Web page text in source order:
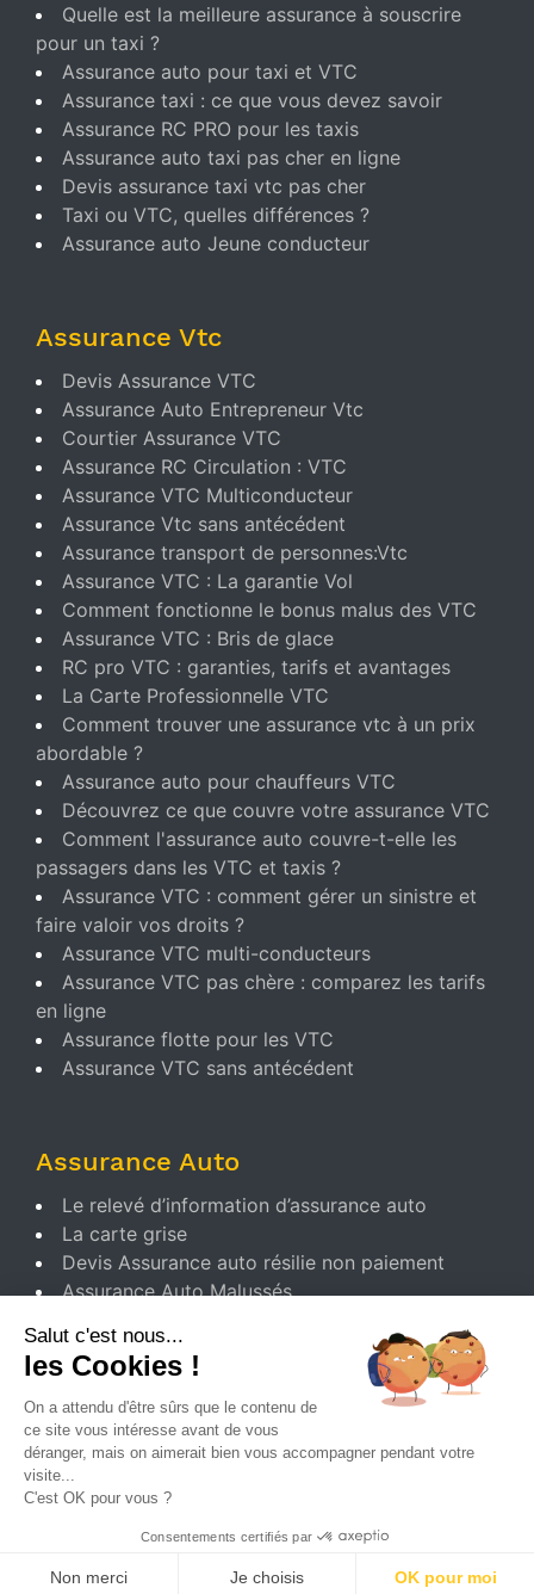
Quelle est la meilleure assurance à souscrire
pour un taxi ?
Assurance auto pour taxi et VTC
Assurance taxi : ce que vous devez savoir
Assurance RC PRO pour les taxis
Assurance auto taxi pas cher en ligne
Devis assurance taxi vtc pas cher
Taxi ou VTC, quelles différences ?
Assurance auto Jeune conducteur
Assurance Vtc
Devis Assurance VTC
Assurance Auto Entrepreneur Vtc
Courtier Assurance VTC
Assurance RC Circulation : VTC
Assurance VTC Multiconducteur
Assurance Vtc sans antécédent
Assurance transport de personnes:Vtc
Assurance VTC : La garantie Vol
Comment fonctionne le bonus malus des VTC
Assurance VTC : Bris de glace
RC pro VTC : garanties, tarifs et avantages
La Carte Professionnelle VTC
Comment trouver une assurance vtc à un prix
abordable ?
Assurance auto pour chauffeurs VTC
Découvrez ce que couvre votre assurance VTC
Comment l'assurance auto couvre-t-elle les
passagers dans les VTC et taxis ?
Assurance VTC : comment gérer un sinistre et
faire valoir vos droits ?
Assurance VTC multi-conducteurs
Assurance VTC pas chère : comparez les tarifs
en ligne
Assurance flotte pour les VTC
Assurance VTC sans antécédent
Assurance Auto
Le relevé d’information d’assurance auto
La carte grise
Devis Assurance auto résilie non paiement
Assurance Auto Malussés
Contat
Nous Contacter
Mentions legales
Politique cookie
Gestion des cookies
Conditions Générales d’Utilisation
Salut c'est nous...
les Cookies !
On a attendu d'être sûrs que le contenu de
ce site vous intéresse avant de vous
déranger, mais on aimerait bien vous accompagner pendant votre
visite...
C'est OK pour vous ?
Consentements certifiés par
Non merci Je choisis OK pour moi